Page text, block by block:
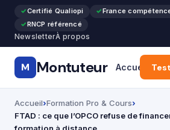
Certifié Qualiopi
France
RNCP référencé
NewsletterÀ propos
M Montuteur Accueil
Accueil Formation Pro & Cours
FTAD : ce que l’OPCO refuse de
formation à distance